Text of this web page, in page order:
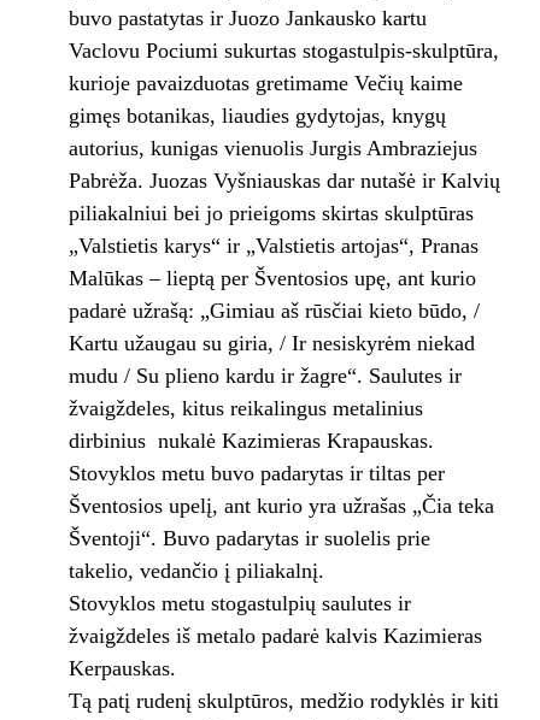
buvo pastatytas ir Juozo Jankausko kartu
Vaclovu Pociumi sukurtas stogastulpis-skulptūra,
kurioje pavaizduotas gretimame Večių kaime
gimęs botanikas, liaudies gydytojas, knygų
autorius, kunigas vienuolis Jurgis Ambraziejus
Pabrėža. Juozas Vyšniauskas dar nutašė ir Kalvių
piliakalniui bei jo prieigoms skirtas skulptūras
„Valstietis karys“ ir „Valstietis artojas“, Pranas
Malūkas – lieptą per Šventosios upę, ant kurio
padarė užrašą: „Gimiau aš rūsčiai kieto būdo, /
Kartu užaugau su giria, / Ir nesiskyrėm niekad
mudu / Su plieno kardu ir žagre“. Saulutes ir
žvaigždeles, kitus reikalingus metalinius
dirbinius nukalė Kazimieras Krapauskas.
Stovyklos metu buvo padarytas ir tiltas per
Šventosios upelį, ant kurio yra užrašas „Čia teka
Šventoji“. Buvo padarytas ir suolelis prie
takelio, vedančio į piliakalnį.
Stovyklos metu stogastulpių saulutes ir
žvaigždeles iš metalo padarė kalvis Kazimieras
Kerpauskas.
Tą patį rudenį skulptūros, medžio rodyklės ir kiti